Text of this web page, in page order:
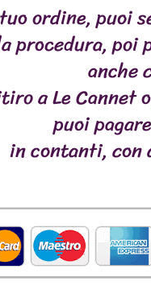
SPÉCIALES
ordine, puoi
procedura,
anche
a Le
puoi
in contanti, con